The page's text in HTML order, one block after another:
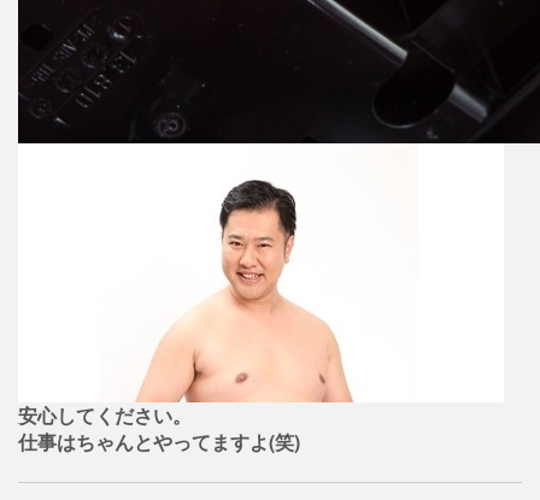
安心してください。
仕事はちゃんとやってますよ(笑)